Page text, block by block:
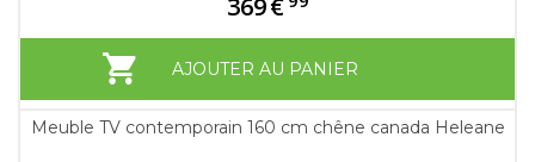
369€
AJOUTER AU PANIER
Meuble TV contemporain 160 cm chêne canada Heleane